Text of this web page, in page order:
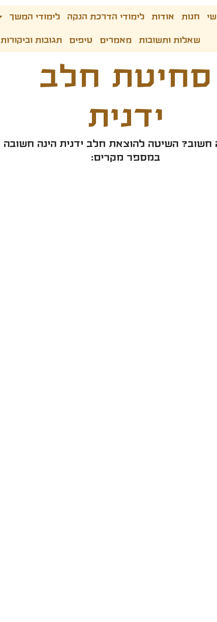
חנות אודות לימודי הדרכת הנקה לימודי המשך
שאלות ותשובות מאמרים טיפים תגובות וביקורות
סחיטת חלב
ידנית
חשוב? השיטה להוצאת חלב ידנית הינה חשובה
במספר מקרים: